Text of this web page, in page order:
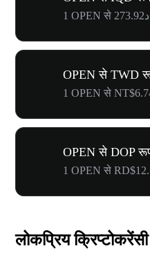
OPEN से TWD
1 OPEN से
OPEN से DOP
1 OPEN से
लोकप्रिय